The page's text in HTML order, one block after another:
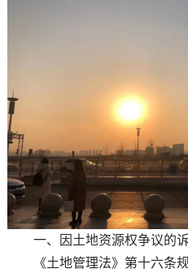
一、因土地资源权争议的诉
《土地管理法》第十六条规